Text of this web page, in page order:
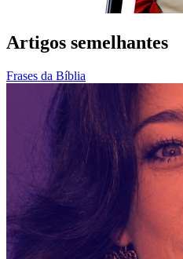
Artigos semelhantes
Frases da Bíblia